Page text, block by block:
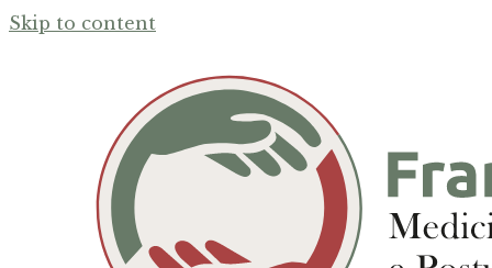
Skip to content